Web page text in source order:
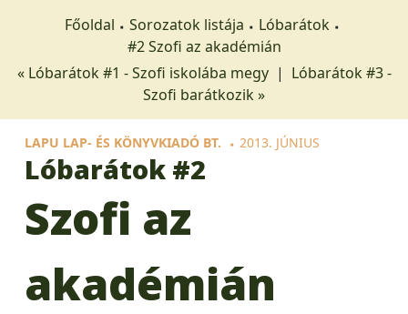
Főoldal Sorozatok listája
Lóbarátok
#2 Szofi az akadémián
« Lóbarátok #1 - Szofi iskolába megy | Lóbarátok #3 -
Szofi barátkozik »
LAPU LAP- ÉS KÖNYVKIADÓ BT. 2013. JÚNIUS
Lóbarátok #2
Szofi az
akadémián